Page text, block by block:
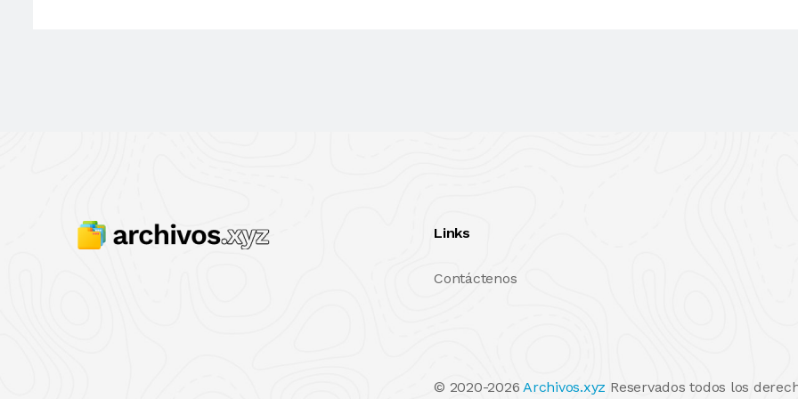
Links
Contáctenos
© 2020-2026Archivos.xyz Reservados todos los